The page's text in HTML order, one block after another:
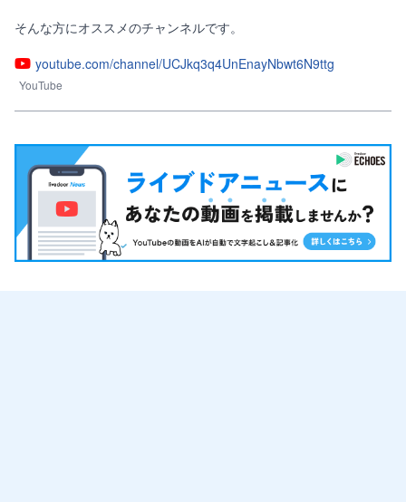
そんな方にオススメのチャンネルです。
youtube.com/channel/UCJkq3q4UnEnayNbwt6N9ttg
YouTube